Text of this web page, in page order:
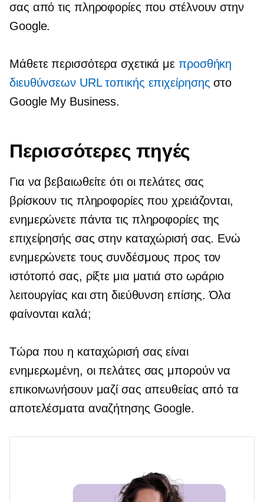
σας από τις πληροφορίες που στέλνουν στην
Google.
Μάθετε περισσότερα σχετικά με προσθήκη
διευθύνσεων URL τοπικής επιχείρησης στο
Google My Business.
Περισσότερες πηγές
Για να βεβαιωθείτε ότι οι πελάτες σας
βρίσκουν τις πληροφορίες που χρειάζονται,
ενημερώνετε πάντα τις πληροφορίες της
επιχείρησής σας στην καταχώρισή σας. Ενώ
ενημερώνετε τους συνδέσμους προς τον
ιστότοπό σας, ρίξτε μια ματιά στο ωράριο
λειτουργίας και στη διεύθυνση επίσης. Όλα
φαίνονται καλά;
Τώρα που η καταχώρισή σας είναι
ενημερωμένη, οι πελάτες σας μπορούν να
επικοινωνήσουν μαζί σας απευθείας από τα
αποτελέσματα αναζήτησης Google.